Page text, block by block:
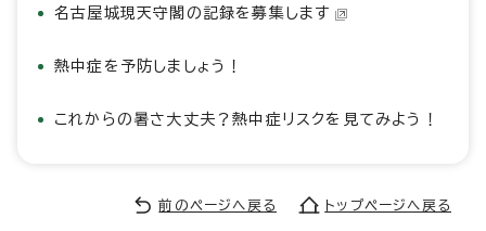
名古屋城現天守閣の記録を募集します
熱中症を予防しましょう！
これからの暑さ大丈夫？熱中症リスクを見てみよう！
前のページへ戻る トップページへ戻る